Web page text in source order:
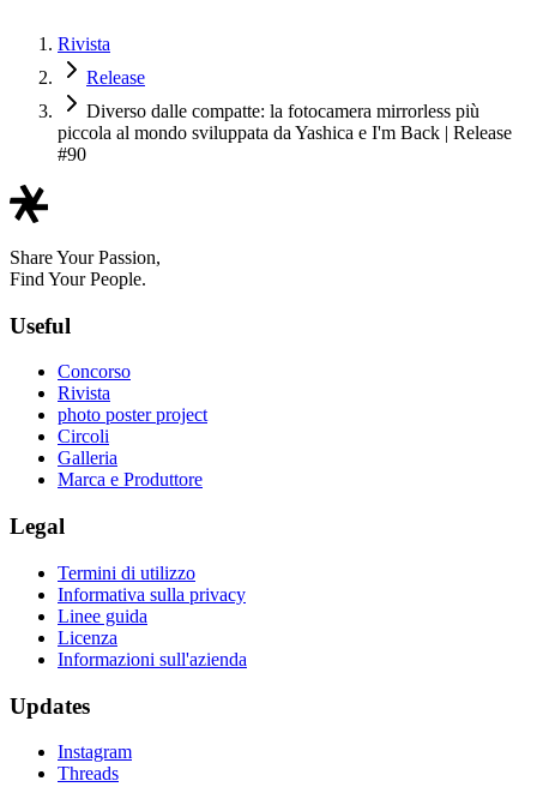
Rivista
Release
Diverso dalle compatte: la fotocamera mirrorless più
piccola al mondo sviluppata da Yashica e I'm Back | Release
#90
Share Your Passion,
Find Your People.
Useful
Concorso
Rivista
photo poster project
Circoli
Galleria
Marca e Produttore
Legal
Termini di utilizzo
Informativa sulla privacy
Linee guida
Licenza
Informazioni sull'azienda
Updates
Instagram
Threads